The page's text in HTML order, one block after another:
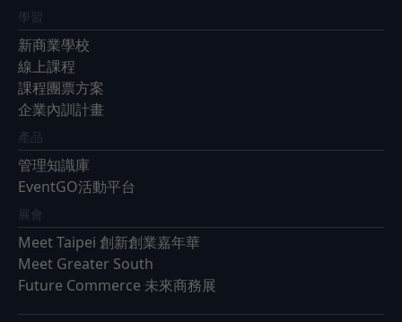
學習
新商業學校
線上課程
課程團票方案
企業內訓計畫
產品
管理知識庫
EventGO活動平台
展會
Meet Taipei 創新創業嘉年華
Meet Greater South
Future Commerce 未來商務展